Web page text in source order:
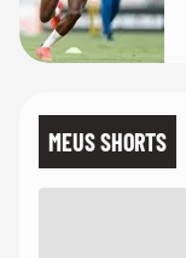
MEUS SHORTS